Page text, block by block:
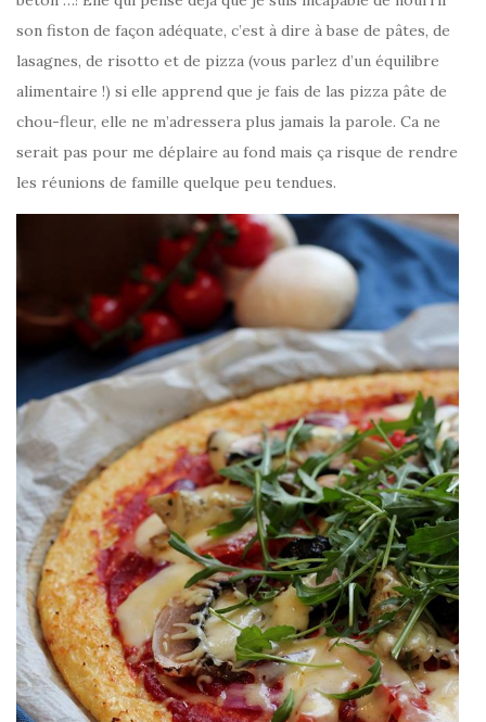
son fiston de façon adéquate, c’est à dire à base de pâtes, de
lasagnes, de risotto et de pizza (vous parlez d’un équilibre
alimentaire !) si elle apprend que je fais de las pizza pâte de
chou-fleur, elle ne m’adressera plus jamais la parole. Ca ne
serait pas pour me déplaire au fond mais ça risque de rendre
les réunions de famille quelque peu tendues.